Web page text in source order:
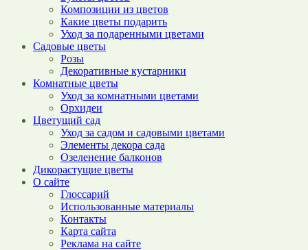
Композиции из цветов
Какие цветы подарить
Уход за подаренными цветами
Садовые цветы
Розы
Декоративные кустарники
Комнатные цветы
Уход за комнатными цветами
Орхидеи
Цветущий сад
Уход за садом и садовыми цветами
Элементы декора сада
Озеленение балконов
Дикорастущие цветы
О сайте
Глоссарий
Использованные материалы
Контакты
Карта сайта
Реклама на сайте